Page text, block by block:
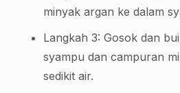
minyak argan ke dalam
Langkah 3: Gosok dan
syampu dan campuran
sedikit air.